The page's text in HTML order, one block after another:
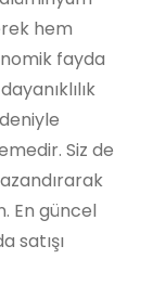
hem
fayda
Siz de
En güncel
satışı